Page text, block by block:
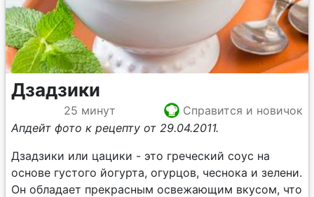
Дзадзики
25 минут
Справится и новичок
Апдейт фото к рецепту от 29.04.2011.
Дзадзики или цацики - это греческий соус на
основе густого йогурта, огурцов, чеснока и зелени.
Он обладает прекрасным освежающим вкусом, что